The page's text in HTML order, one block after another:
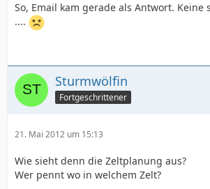
So, Email kam gerade als Antwort. Keine
....
Sturmwölfin
Fortgeschrittener
21. Mai 2012 um 15:13
Wie sieht denn die Zeltplanung aus?
Wer pennt wo in welchem Zelt?